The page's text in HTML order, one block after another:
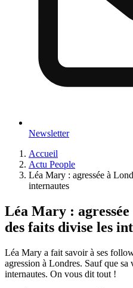
Newsletter
Accueil
Actu People
Léa Mary : agressée à
internautes
Léa Mary :
des faits divise les
Léa Mary a fait savoir à ses
agression à Londres. Sauf que
internautes. On vous dit tout !